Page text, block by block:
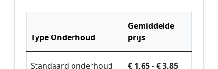
Type Onderhoud
Gemiddelde
prijs
Standaard onderhoud
€ 1,65 - € 3,85